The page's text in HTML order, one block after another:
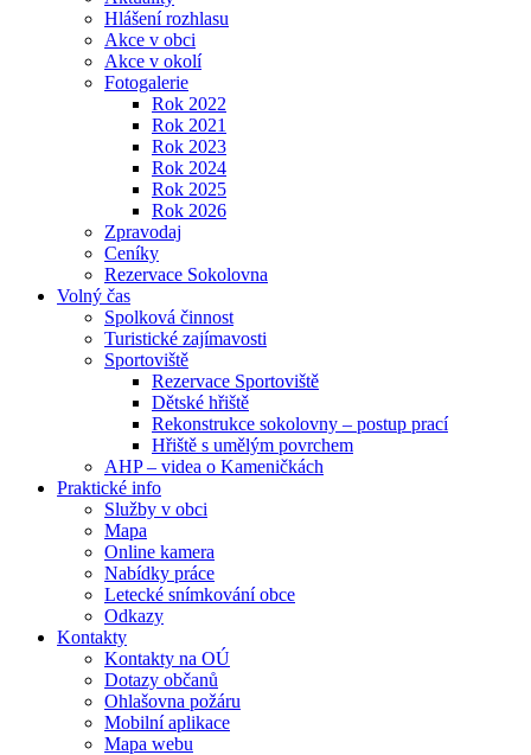
Hlášení rozhlasu
Akce v obci
Akce v okolí
Fotogalerie
Rok 2022
Rok 2021
Rok 2023
Rok 2024
Rok 2025
Rok 2026
Zpravodaj
Ceníky
Rezervace Sokolovna
Volný čas
Spolková činnost
Turistické zajímavosti
Sportoviště
Rezervace Sportoviště
Dětské hřiště
Rekonstrukce sokolovny – postup prací
Hřiště s umělým povrchem
AHP – videa o Kameničkách
Praktické info
Služby v obci
Mapa
Online kamera
Nabídky práce
Letecké snímkování obce
Odkazy
Kontakty
Kontakty na OÚ
Dotazy občanů
Ohlašovna požáru
Mobilní aplikace
Mapa webu